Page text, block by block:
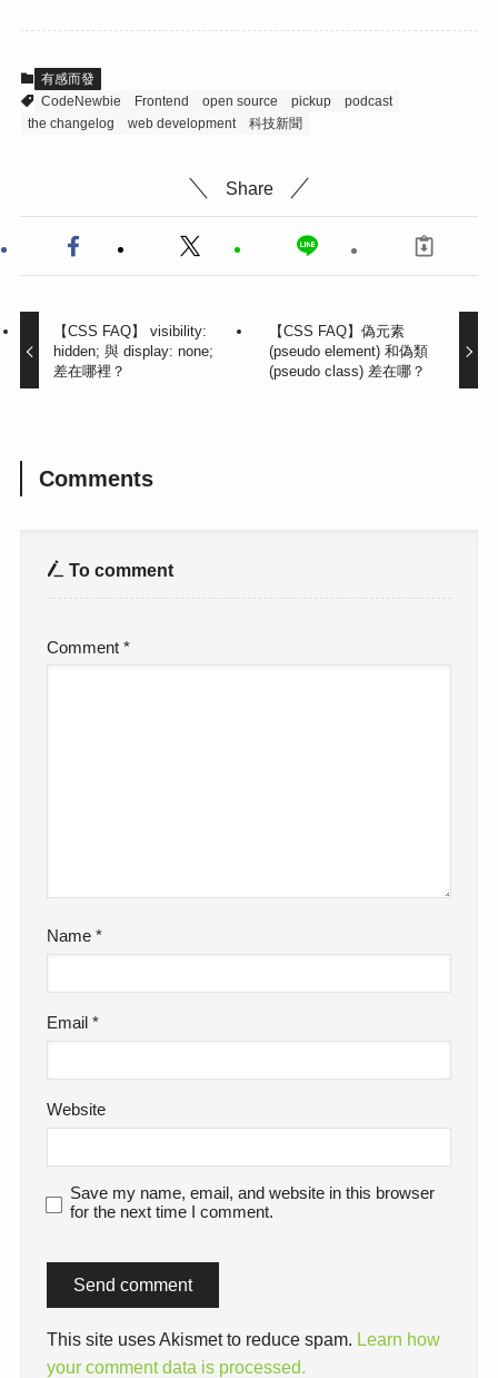
有感而發
CodeNewbie
Frontend open source pickup
podcast
the changelog
web development 科技新聞
Share
【CSS FAQ】 visibility:
hidden; 與 display: none;
差在哪裡？
【CSS FAQ】偽元素
(pseudo element) 和偽類
(pseudo class) 差在哪？
Comments
To comment
Comment*
Name*
Email*
Website
Save my name, email, and website in this browser
for the next time I comment.
This site uses Akismet to reduce spam. Learn how
your comment data is processed.